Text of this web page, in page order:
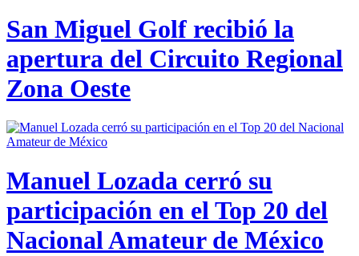
San Miguel Golf recibió la
apertura del Circuito Regional
Zona Oeste
Manuel Lozada cerró su
participación en el Top 20 del
Nacional Amateur de México